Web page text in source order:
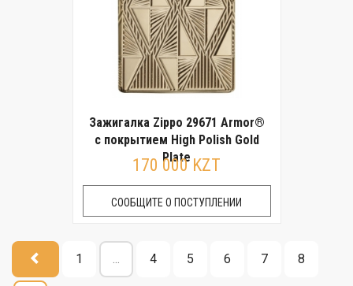
Зажигалка Zippo 29671 Armor®
с покрытием High Polish Gold
Plate
170 000 KZT
СООБЩИТЕ О ПОСТУПЛЕНИИ
1 ... 4 5 6 7 8